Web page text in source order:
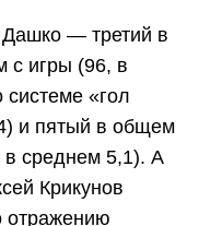
— третий в
с игры (96, в
«гол
и пятый в общем
в среднем 5,1). А
Крикунов
отражению